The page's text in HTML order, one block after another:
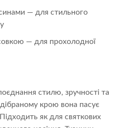
— для стильного
— для прохолодної
стилю, зручності та
крою вона пасує
як для святкових